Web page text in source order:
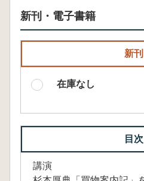
新刊・電子書籍
新刊
在庫なし
目次
講演